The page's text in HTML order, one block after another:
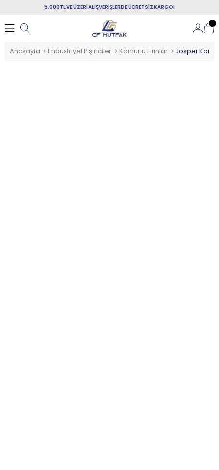
5.000TL VE ÜZERİ ALIŞVERİŞLERDE ÜCRETSİZ KARGO!
Anasayfa Endüstriyel Pişiriciler Kömürlü Fırınlar Josper